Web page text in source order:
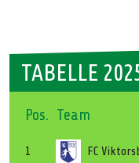
TABELLE
Pos. Team
1 FC